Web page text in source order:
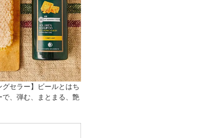
グセラー】ビールとはち
、弾む、まとまる、艶